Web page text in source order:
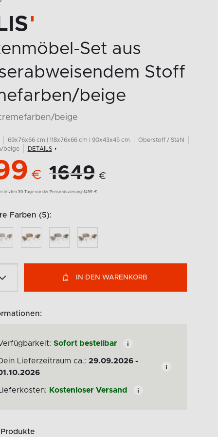
Set aus
Stoff
beige
beige
69x76x66 cm | 118x76x66 cm | 90x43x45 cm
Oberstoff / Stahl
beige
DETAILS
€ 1649 €
letzten 30 Tage vor der Preisreduzierung: 1499 €
Farben (5):
IN DEN WARENKORB
Sofort bestellbar
Lieferzeitraum ca.: 29.09.2026 -
Kostenloser Versand